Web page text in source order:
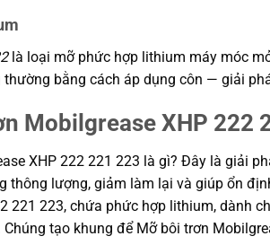
là loại mỡ phức hợp lithium máy móc
bằng cách áp dụng côn — giải
Mobilgrease XHP 222
XHP 222 221 223 là gì? Đây là giải
thông lượng, giảm làm lại và giúp ổn
221 223, chứa phức hợp lithium, dành
Chúng tạo khung để Mỡ bôi trơn